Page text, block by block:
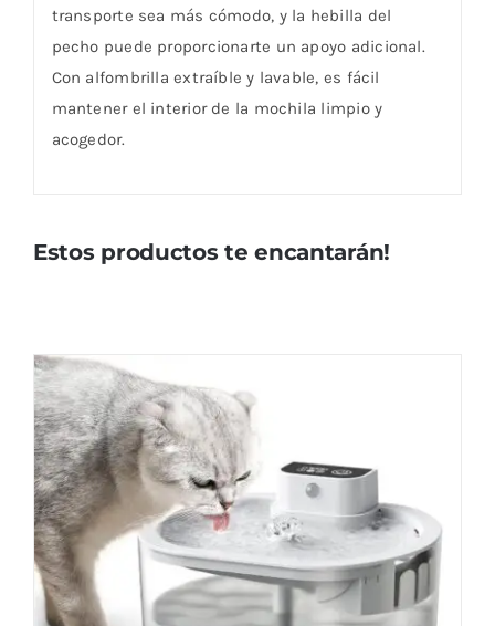
transporte sea más cómodo, y la hebilla del
pecho puede proporcionarte un apoyo adicional.
Con alfombrilla extraíble y lavable, es fácil
mantener el interior de la mochila limpio y
acogedor.
Estos productos te encantarán!